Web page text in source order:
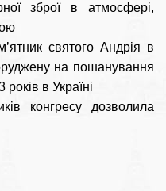
зброї в атмосфері,
святого Андрія в
на пошанування
в Україні
конгресу дозволила